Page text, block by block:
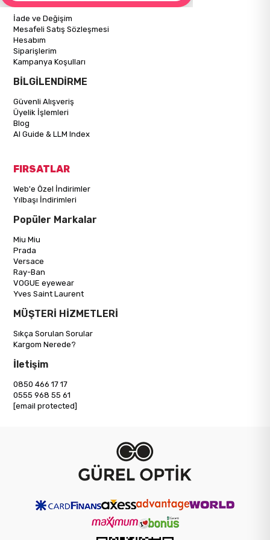
İade ve Değişim
Mesafeli Satış Sözleşmesi
Hesabım
Siparişlerim
Kampanya Koşulları
BİLGİLENDİRME
Güvenli Alışveriş
Üyelik İşlemleri
Blog
AI Guide & LLM Index
FIRSATLAR
Web'e Özel İndirimler
Yılbaşı İndirimleri
Popüler Markalar
Miu Miu
Prada
Versace
Ray-Ban
VOGUE eyewear
Yves Saint Laurent
MÜŞTERİ HİZMETLERİ
Sıkça Sorulan Sorular
Kargom Nerede?
İletişim
0850 466 17 17
0555 968 55 61
[email protected]